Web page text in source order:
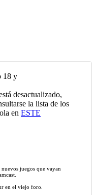
18 y
desactualizado,
la lista de los
en ESTE
juegos que vayan
en el viejo foro.